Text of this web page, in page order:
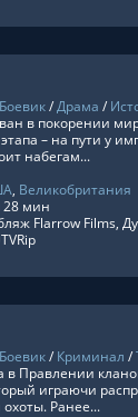
Боевик/Драма /
в покорении
– на пути у
набегам...
, Великобритания
28 мин
Боевик/ Криминал /
в Правлении
играючи
Ранее...